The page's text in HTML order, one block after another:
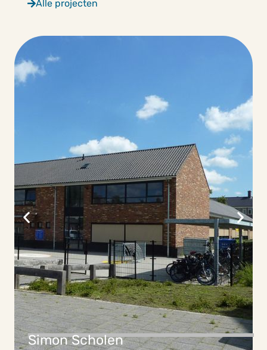
Alle projecten
Simon Scholen